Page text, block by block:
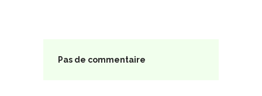
Pas de commentaire